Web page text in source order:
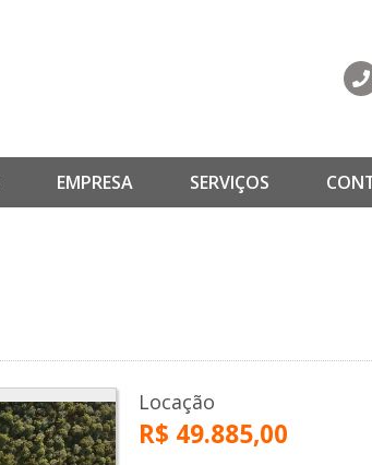
EMPRESA SERVIÇOS
Locação
R$ 49.885,00